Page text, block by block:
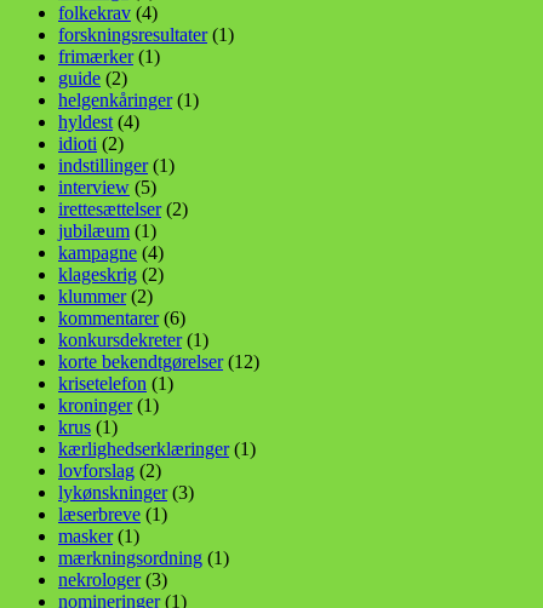
folkekrav (4)
forskningsresultater(1)
frimærker(1)
guide (2)
helgenkåringer(1)
hyldest (4)
idioti (2)
indstillinger(1)
interview (5)
irettesættelser(2)
jubilæum (1)
kampagne (4)
klageskrig (2)
klummer(2)
kommentarer(6)
konkursdekreter(1)
korte bekendtgørelser(12)
krisetelefon (1)
kroninger(1)
krus (1)
kærlighedserklæringer(1)
lovforslag (2)
lykønskninger(3)
læserbreve (1)
masker(1)
mærkningsordning (1)
nekrologer(3)
nomineringer(1)